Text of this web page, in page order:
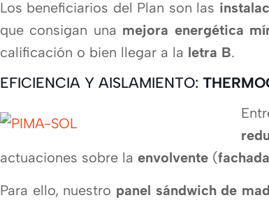
Los beneficiarios del Plan son las
que consigan una mejora energética
calificación o bien llegar a la letra B.
EFICIENCIA Y AISLAMIENTO:
actuaciones sobre la envolvente (fachada
Para ello, nuestro panel sándwich de